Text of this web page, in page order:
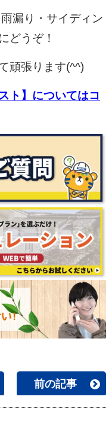
漏り・サイディン
どうぞ！
頑張ります(^^)
ト】についてはコ
前の記事